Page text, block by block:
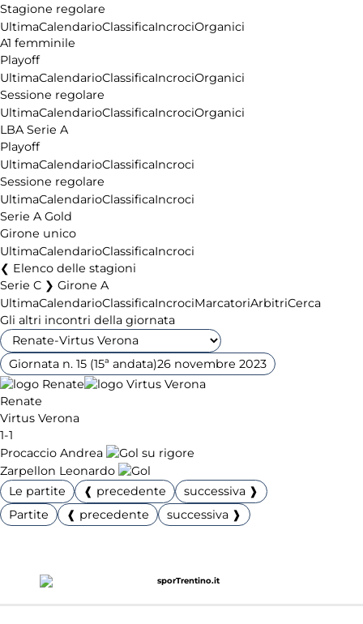
Stagione regolare
UltimaCalendarioClassificaIncrociOrganici
A1 femminile
Playoff
UltimaCalendarioClassificaIncrociOrganici
Sessione regolare
UltimaCalendarioClassificaIncrociOrganici
LBA Serie A
Playoff
UltimaCalendarioClassificaIncroci
Sessione regolare
UltimaCalendarioClassificaIncroci
Serie A Gold
Girone unico
UltimaCalendarioClassificaIncroci
Elenco delle stagioni
Serie C ❯ Girone A
UltimaCalendarioClassificaIncrociMarcatoriArbitriCerca
Gli altri incontri della giornata
Giornata n. 15 (15ª andata)26 novembre 2023
Renate
Virtus Verona
1-1
Procaccio Andrea
Zarpellon Leonardo
Le partite
❰ precedente
successiva ❱
Partite
❰ precedente successiva ❱